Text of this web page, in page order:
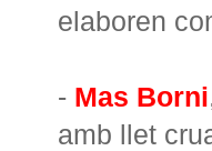
elaboren
- Mas Borni
amb llet